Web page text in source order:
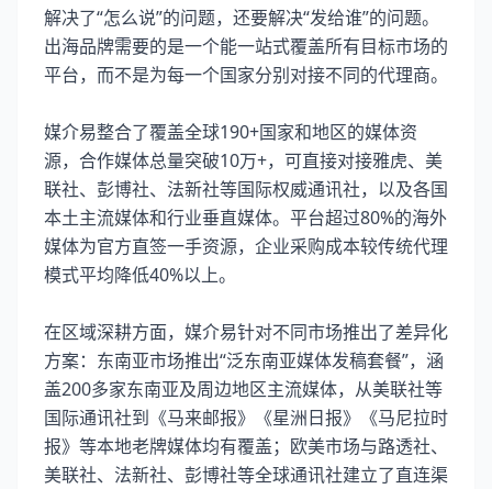
解决了“怎么说”的问题，还要解决“发给谁”的问题。
出海品牌需要的是一个能一站式覆盖所有目标市场的
平台，而不是为每一个国家分别对接不同的代理商。
媒介易整合了覆盖全球190+国家和地区的媒体资
源，合作媒体总量突破10万+，可直接对接雅虎、美
联社、彭博社、法新社等国际权威通讯社，以及各国
本土主流媒体和行业垂直媒体。平台超过80%的海外
媒体为官方直签一手资源，企业采购成本较传统代理
模式平均降低40%以上。
在区域深耕方面，媒介易针对不同市场推出了差异化
方案：东南亚市场推出“泛东南亚媒体发稿套餐”，涵
盖200多家东南亚及周边地区主流媒体，从美联社等
国际通讯社到《马来邮报》《星洲日报》《马尼拉时
报》等本地老牌媒体均有覆盖；欧美市场与路透社、
美联社、法新社、彭博社等全球通讯社建立了直连渠